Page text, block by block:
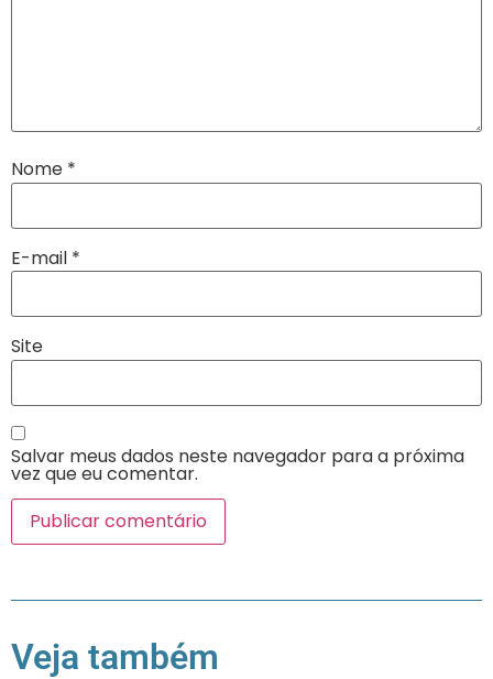
Nome *
E-mail *
Site
Salvar meus dados neste navegador para a próxima
vez que eu comentar.
Veja também